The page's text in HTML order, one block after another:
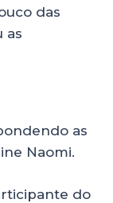
das
as
as
Naomi.
do